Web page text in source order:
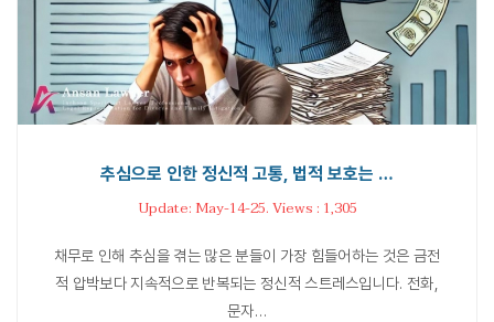
추심으로 인한 정신적 고통, 법적 보호는 …
Update: May-14-25. Views : 1,305
채무로 인해 추심을 겪는 많은 분들이 가장 힘들어하는 것은 금전
적 압박보다 지속적으로 반복되는 정신적 스트레스입니다. 전화,
문자…